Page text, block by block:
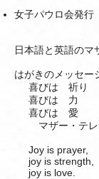
女子パウロ会発行
日本語と英語のマ
はがきのメッセー
喜びは 祈り
喜びは 力
喜びは 愛
マザー・テ
Joy is prayer,
joy is strength,
joy is love.